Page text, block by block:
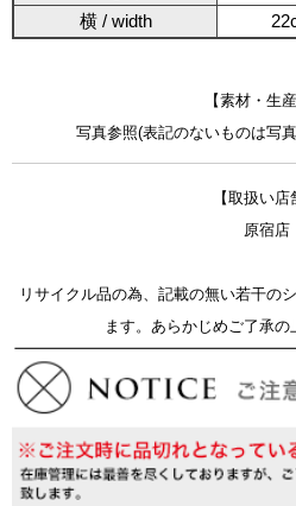
横 / width
【素材・生産
写真参照(表記のないものは写
【取扱い店
原宿店
リサイクル品の為、記載の無い若干の
ます。あらかじめご了承の